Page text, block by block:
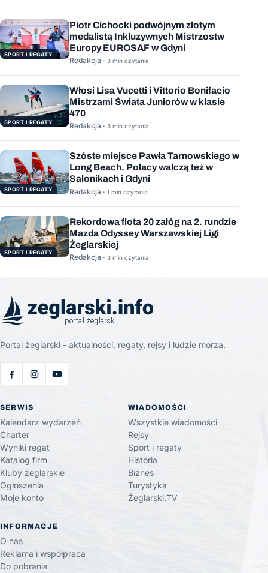
SPORT I REGATY
Piotr Cichocki podwójnym złotym
medalistą Inkluzywnych Mistrzostw
Europy EUROSAF w Gdyni
Redakcja · 3 min czytania
SPORT I REGATY
Włosi Lisa Vucetti i Vittorio Bonifacio
Mistrzami Świata Juniorów w klasie
470
Redakcja · 3 min czytania
SPORT I REGATY
Szóste miejsce Pawła Tarnowskiego w
Long Beach. Polacy walczą też w
Salonikach i Gdyni
Redakcja · 1 min czytania
SPORT I REGATY
Rekordowa flota 20 załóg na 2. rundzie
Mazda Odyssey Warszawskiej Ligi
Żeglarskiej
Redakcja · 3 min czytania
Portal żeglarski - aktualności, regaty, rejsy i ludzie morza.
SERWIS
Kalendarz wydarzeń
Charter
Wyniki regat
Katalog firm
Kluby żeglarskie
Ogłoszenia
Moje konto
WIADOMOŚCI
Wszystkie wiadomości
Rejsy
Sport i regaty
Historia
Biznes
Turystyka
Żeglarski.TV
INFORMACJE
O nas
Reklama i współpraca
Do pobrania